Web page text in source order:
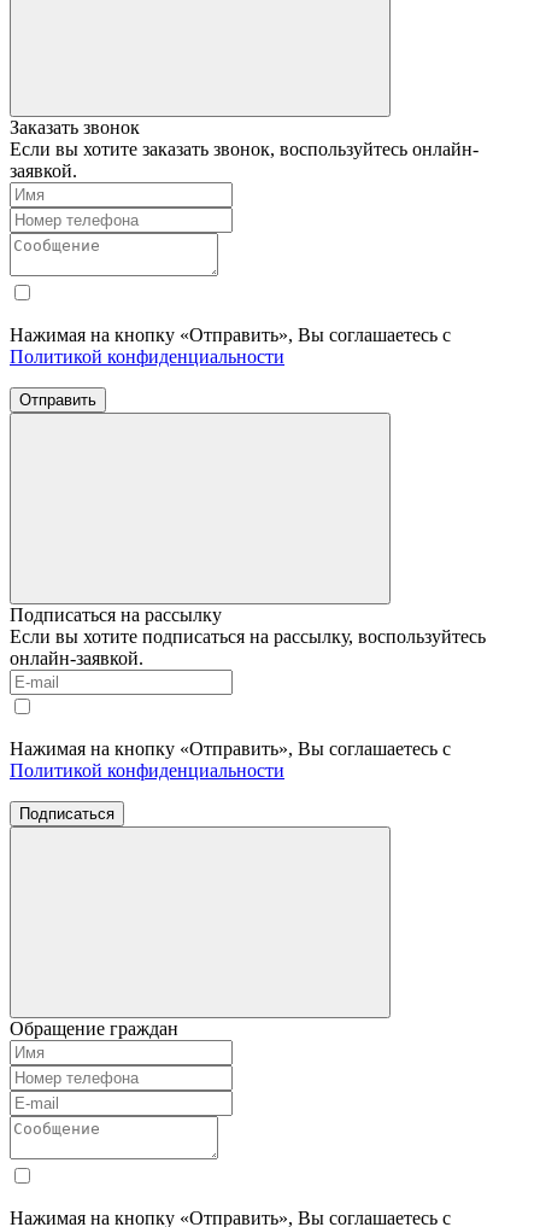
Заказать звонок
Если вы хотите заказать звонок, воспользуйтесь онлайн-
заявкой.
Нажимая на кнопку «Отправить», Вы соглашаетесь с
Политикой конфиденциальности
Отправить
Подписаться на рассылку
Если вы хотите подписаться на рассылку, воспользуйтесь
онлайн-заявкой.
Нажимая на кнопку «Отправить», Вы соглашаетесь с
Политикой конфиденциальности
Подписаться
Обращение граждан
Нажимая на кнопку «Отправить», Вы соглашаетесь с